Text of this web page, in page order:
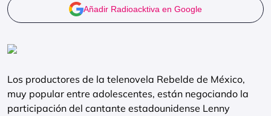
Añadir Radioacktiva en Google
Los productores de la telenovela Rebelde de México,
muy popular entre adolescentes, están negociando la
participación del cantante estadounidense Lenny